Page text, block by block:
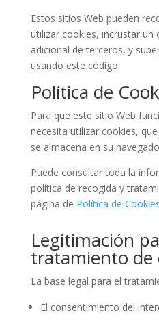
Estos sitios Web pueden
utilizar cookies, incrustar un
adicional de terceros, y
usando este código.
Política de
Para que este sitio Web
necesita utilizar cookies,
se almacena en su
Puede consultar toda la
política de recogida y
página de Política de Cookies
Legitimación
tratamiento de
La base legal para el
El consentimiento del